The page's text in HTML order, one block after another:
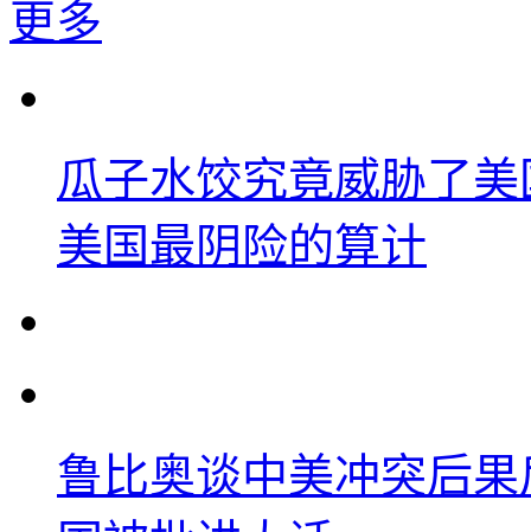
更多
瓜子水饺究竟威胁了
美国最阴险的算计
鲁比奥谈中美冲突后